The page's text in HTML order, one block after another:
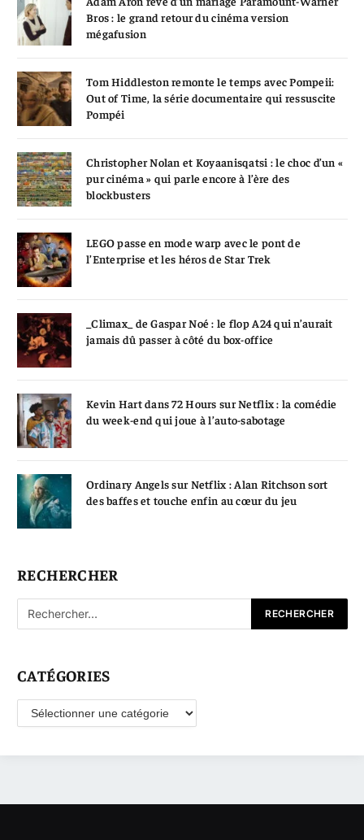
Bros : le grand retour du cinéma version
mégafusion
Tom Hiddleston remonte le temps avec Pompeii:
Out of Time, la série documentaire qui ressuscite
Pompéi
Christopher Nolan et Koyaanisqatsi : le choc d’un «
pur cinéma » qui parle encore à l’ère des
blockbusters
LEGO passe en mode warp avec le pont de
l’Enterprise et les héros de Star Trek
_Climax_ de Gaspar Noé : le flop A24 qui n’aurait
jamais dû passer à côté du box-office
Kevin Hart dans 72 Hours sur Netflix : la comédie
du week-end qui joue à l’auto-sabotage
Ordinary Angels sur Netflix : Alan Ritchson sort
des baffes et touche enfin au cœur du jeu
RECHERCHER
CATÉGORIES
Catégories